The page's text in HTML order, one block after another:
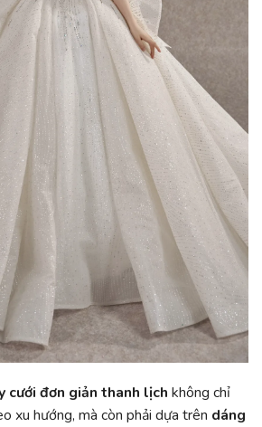
cưới đơn giản thanh lịch không chỉ
xu hướng, mà còn phải dựa trên dáng